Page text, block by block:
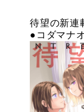
待望の新連
●コダマナ